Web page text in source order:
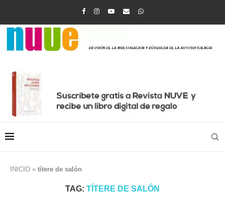
INICIO » títere de salón
TAG: TÍTERE DE SALÓN